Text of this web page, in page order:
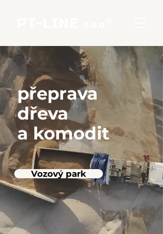
přeprava
dřeva
a komodit
Vozový park